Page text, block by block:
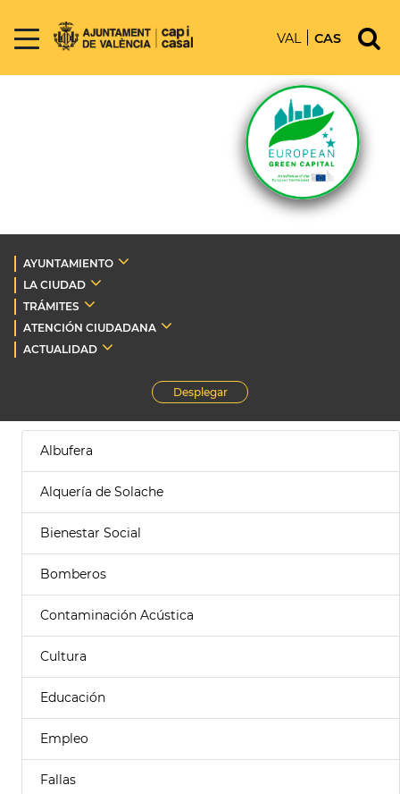
VAL CAS
AYUNTAMIENTO
LA CIUDAD
TRÁMITES
ATENCIÓN CIUDADANA
ACTUALIDAD
Desplegar
Albufera
Alquería de Solache
Bienestar Social
Bomberos
Contaminación Acústica
Cultura
Educación
Empleo
Fallas